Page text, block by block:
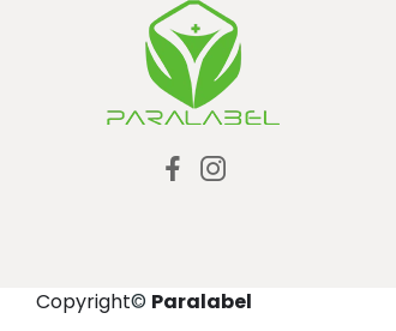
Copyright© Paralabel